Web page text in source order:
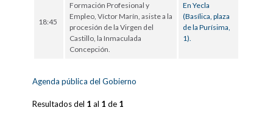
18:45
Formación Profesional y
Empleo, Víctor Marín, asiste a la
procesión de la Virgen del
Castillo, la Inmaculada
Concepción.
En Yecla
(Basílica, plaza
de la Purísima,
1).
Agenda pública del Gobierno
Resultados del 1 al 1de 1